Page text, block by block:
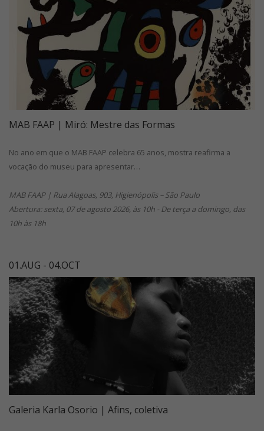
MAB FAAP | Miró: Mestre das Formas
No ano em que o MAB FAAP celebra 65 anos, mostra reafirma a
vocação do museu para apresentar…
MAB FAAP | Rua Alagoas, 903, Higienópolis – São Paulo
Abertura: sexta, 07 de agosto 2026, às 10h - De terça a domingo, das
10h às 18h
01.AUG - 04.OCT
Galeria Karla Osorio | Afins, coletiva